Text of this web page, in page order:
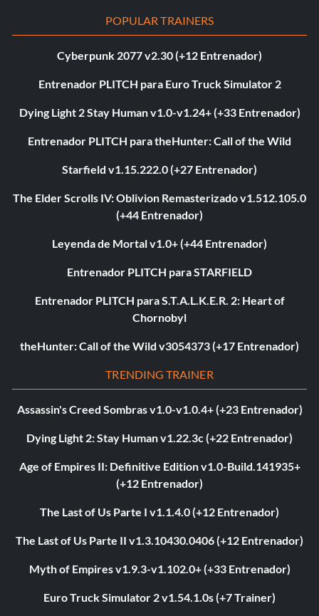
POPULAR TRAINERS
Cyberpunk 2077 v2.30 (+12 Entrenador)
Entrenador PLITCH para Euro Truck Simulator 2
Dying Light 2 Stay Human v1.0-v1.24+ (+33 Entrenador)
Entrenador PLITCH para theHunter: Call of the Wild
Starfield v1.15.222.0 (+27 Entrenador)
The Elder Scrolls IV: Oblivion Remasterizado v1.512.105.0
(+44 Entrenador)
Leyenda de Mortal v1.0+ (+44 Entrenador)
Entrenador PLITCH para STARFIELD
Entrenador PLITCH para S.T.A.L.K.E.R. 2: Heart of
Chornobyl
theHunter: Call of the Wild v3054373 (+17 Entrenador)
TRENDING TRAINER
Assassin's Creed Sombras v1.0-v1.0.4+ (+23 Entrenador)
Dying Light 2: Stay Human v1.22.3c (+22 Entrenador)
Age of Empires II: Definitive Edition v1.0-Build.141935+
(+12 Entrenador)
The Last of Us Parte I v1.1.4.0 (+12 Entrenador)
The Last of Us Parte II v1.3.10430.0406 (+12 Entrenador)
Myth of Empires v1.9.3-v1.102.0+ (+33 Entrenador)
Euro Truck Simulator 2 v1.54.1.0s (+7 Trainer)